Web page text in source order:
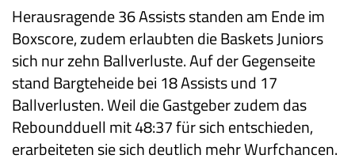
Herausragende 36 Assists standen am Ende im
Boxscore, zudem erlaubten die Baskets Juniors
sich nur zehn Ballverluste. Auf der Gegenseite
stand Bargteheide bei 18 Assists und 17
Ballverlusten. Weil die Gastgeber zudem das
Reboundduell mit 48:37 für sich entschieden,
erarbeiteten sie sich deutlich mehr Wurfchancen.